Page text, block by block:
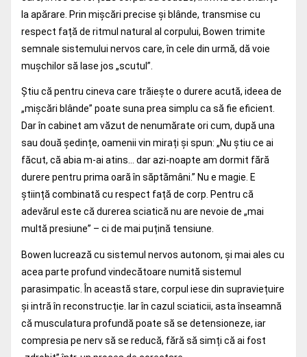
la apărare. Prin mișcări precise și blânde, transmise cu
respect față de ritmul natural al corpului, Bowen trimite
semnale sistemului nervos care, în cele din urmă, dă voie
mușchilor să lase jos „scutul”.
Știu că pentru cineva care trăiește o durere acută, ideea de
„mișcări blânde” poate suna prea simplu ca să fie eficient.
Dar în cabinet am văzut de nenumărate ori cum, după una
sau două ședințe, oamenii vin mirați și spun: „Nu știu ce ai
făcut, că abia m-ai atins… dar azi-noapte am dormit fără
durere pentru prima oară în săptămâni.” Nu e magie. E
știință combinată cu respect față de corp. Pentru că
adevărul este că durerea sciatică nu are nevoie de „mai
multă presiune” – ci de mai puțină tensiune.
Bowen lucrează cu sistemul nervos autonom, și mai ales cu
acea parte profund vindecătoare numită sistemul
parasimpatic. În această stare, corpul iese din supraviețuire
și intră în reconstrucție. Iar în cazul sciaticii, asta înseamnă
că musculatura profundă poate să se detensioneze, iar
compresia pe nerv să se reducă, fără să simți că ai fost